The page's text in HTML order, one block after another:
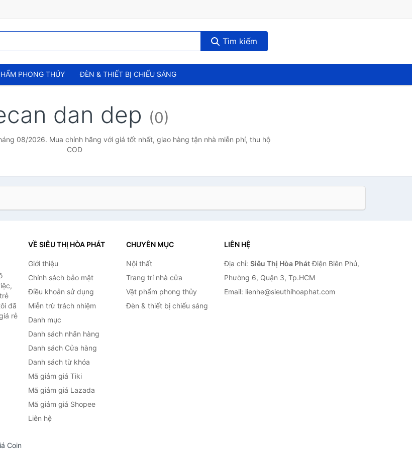
Tìm kiếm
PHONG THỦY ĐÈN & THIẾT BỊ CHIẾU SÁNG
dan dep (0)
08/2026. Mua chính hãng với giá tốt nhất, giao hàng tận nhà miễn phí, thu hộ
COD
đã
rẻ
VỀ SIÊU THỊ HÒA PHÁT
Giới thiệu
Chính sách bảo mật
Điều khoản sử dụng
Miễn trừ trách nhiệm
Danh mục
Danh sách nhãn hàng
Danh sách Cửa hàng
Danh sách từ khóa
Mã giảm giá Tiki
Mã giảm giá Lazada
Mã giảm giá Shopee
Liên hệ
CHUYÊN MỤC
Nội thất
Trang trí nhà cửa
Vật phẩm phong thủy
Đèn & thiết bị chiếu sáng
LIÊN HỆ
Địa chỉ: Siêu Thị Hòa PhátĐiện Biên Phủ,
Phường 6, Quận 3, Tp.HCM
Email: lienhe@sieuthihoaphat.com
Coin